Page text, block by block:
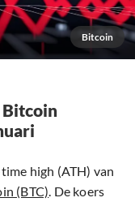
Bitcoin
Bitcoin
high (ATH) van
(BTC). De koers